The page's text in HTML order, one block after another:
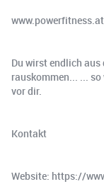
Du wirst endlich
rauskommen... ...
vor dir.
Kontakt
Website: https://